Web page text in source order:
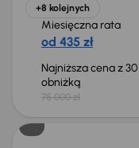
+8 kolejnych
Miesięczna rata
od 435 zł
Najniższa cena z
obniżką
75 000 zł
Możliwość